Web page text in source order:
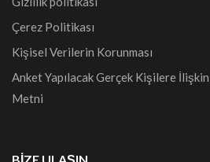
Çerez Politikası
Kişisel Verilerin Korunması
Anket Yapılacak Gerçek Kişilere
Metni